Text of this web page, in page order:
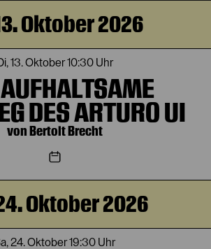
Oktober 2026
13. Oktober10:30 Uhr
DES ARTURO UI
von Bertolt Brecht
Oktober 2026
24. Oktober19:30 Uhr